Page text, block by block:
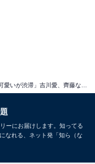
ーにお届けします。知ってる
なれる、ネット発「知ら（な